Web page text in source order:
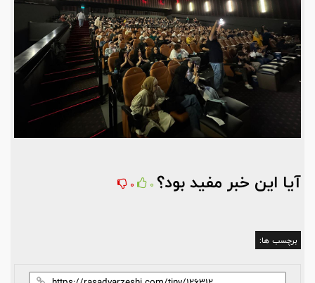
آیا این خبر مفید بود؟ 0
0
برچسب ها: